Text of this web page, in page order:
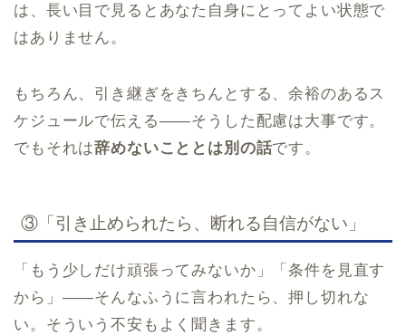
は、長い目で見るとあなた自身にとってよい状態で
はありません。
もちろん、引き継ぎをきちんとする、余裕のあるス
ケジュールで伝える——そうした配慮は大事です。
でもそれは辞めないこととは別の話です。
③「引き止められたら、断れる自信がない」
「もう少しだけ頑張ってみないか」「条件を見直す
から」——そんなふうに言われたら、押し切れな
い。そういう不安もよく聞きます。